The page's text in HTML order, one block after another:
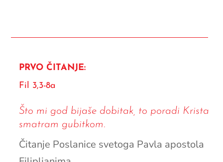
PRVO ČITANJE:
Fil 3,3-8a
Što mi god bijaše dobitak, to poradi Krista
smatram gubitkom.
Čitanje Poslanice svetoga Pavla apostola